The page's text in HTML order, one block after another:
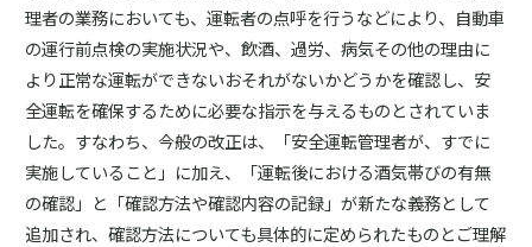
理者の業務においても、運転者の点呼を行うなどにより、自動車
の運行前点検の実施状況や、飲酒、過労、病気その他の理由に
より正常な運転ができないおそれがないかどうかを確認し、安
全運転を確保するために必要な指示を与えるものとされていま
した。すなわち、今般の改正は、「安全運転管理者が、すでに
実施していること」に加え、「運転後における酒気帯びの有無
の確認」と「確認方法や確認内容の記録」が新たな義務として
追加され、確認方法についても具体的に定められたものとご理解